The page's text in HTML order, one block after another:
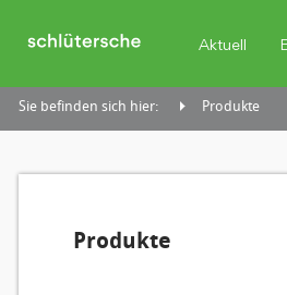
Aktuell
Sie befinden sich hier: Produkte
Produkte